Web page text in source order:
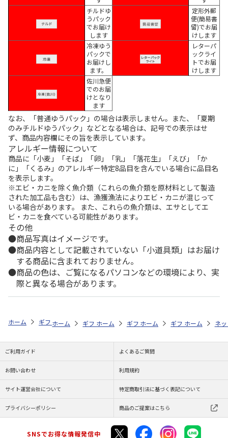
チルドゆ
うパック
でお届け
します
定形外郵
便(簡易書
留)でお届
けします
冷凍ゆう
パックで
お届けし
ます。
レターパ
ックライ
トでお届
けします
佐川急便
でのお届
けとなり
ます
なお、「普通ゆうパック」の場合は表示しません。また、「夏期
のみチルドゆうパック」などとなる場合は、記号での表示はせ
ず、商品内容欄にその旨を表示しています。
アレルギー情報について
商品に「小麦」「そば」「卵」「乳」「落花生」「えび」「か
に」「くるみ」のアレルギー特定8品目を含んでいる場合に品目名
を表示します。
※エビ・カニを除く魚介類（これらの魚介類を原材料として製造
された加工品も含む）は、漁獲漁法によりエビ・カニが混じって
いる場合があります。 また、これらの魚介類は、エサとしてエ
ビ・カニを食べている可能性があります。
その他
商品写真はイメージです。
商品内容として記載されていない「小道具類」はお届け
する商品に含まれておりません。
商品の色は、ご覧になるパソコンなどの環境により、実
際と異なる場合があります。
ホーム ギフトストア お中元・夏ギフト特集 2026 ハム・お肉 ＜
ホーム ギフトストア お中元・夏ギフト特集 2026
ホーム ギフトストア お中元・夏ギフト
ホーム ギフトストア お
ホーム ネ
ご利用ガイド よくあるご質問
お問い合わせ 利用規約
サイト運営会社について 特定商取引法に基づく表記について
プライバシーポリシー 商品のご提案はこちら
SNSでお得な情報発信中